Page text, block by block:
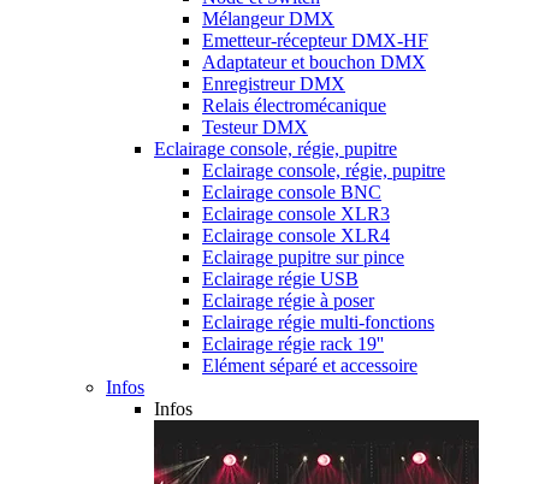
Mélangeur DMX
Emetteur-récepteur DMX-HF
Adaptateur et bouchon DMX
Enregistreur DMX
Relais électromécanique
Testeur DMX
Eclairage console, régie, pupitre
Eclairage console, régie, pupitre
Eclairage console BNC
Eclairage console XLR3
Eclairage console XLR4
Eclairage pupitre sur pince
Eclairage régie USB
Eclairage régie à poser
Eclairage régie multi-fonctions
Eclairage régie rack 19''
Elément séparé et accessoire
Infos
Infos